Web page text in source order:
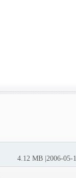
4.12 MB |2006-05-